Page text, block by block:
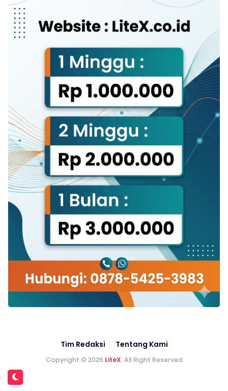
Tim Redaksi Tentang Kami
Copyright © 2026 LiteX. All Right Reserved